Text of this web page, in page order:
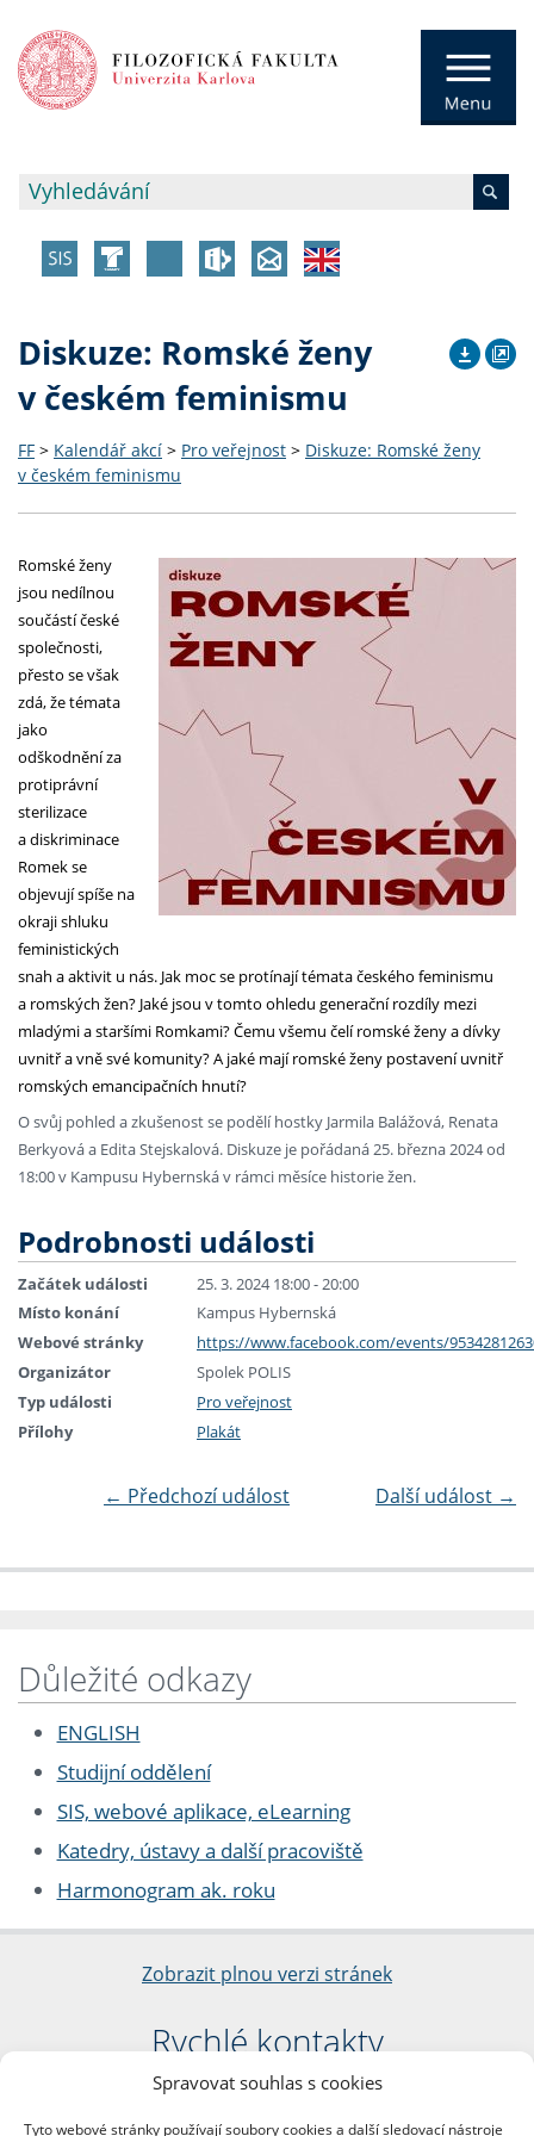
Spravovat souhlas s cookies
Tyto webové stránky používají soubory cookies a další sledovací nástroje
Diskuze: Romské ženy
v českém feminismu
FF > Kalendář akcí > Pro veřejnost > Diskuze: Romské ženy
v českém feminismu
Romské ženy
jsou nedílnou
součástí české
společnosti,
přesto se však
zdá, že témata
jako
odškodnění za
protiprávní
sterilizace
a diskriminace
Romek se
objevují spíše na
okraji shluku
feministických
snah a aktivit u nás. Jak moc se protínají témata českého feminismu
a romských žen? Jaké jsou v tomto ohledu generační rozdíly mezi
mladými a staršími Romkami? Čemu všemu čelí romské ženy a dívky
uvnitř a vně své komunity? A jaké mají romské ženy postavení uvnitř
romských emancipačních hnutí?
O svůj pohled a zkušenost se podělí hostky Jarmila Balážová, Renata
Berkyová a Edita Stejskalová. Diskuze je pořádaná 25. března 2024 od
18:00 v Kampusu Hybernská v rámci měsíce historie žen.
Podrobnosti události
Začátek události
25. 3. 2024 18:00 - 20:00
Místo konání
Kampus Hybernská
Webové stránky
https://www.facebook.com/events/
Organizátor
Spolek POLIS
Typ události
Pro veřejnost
Přílohy
Plakát
← Předchozí událost Další událost →
Důležité odkazy
ENGLISH
Studijní oddělení
SIS, webové aplikace, eLearning
Katedry, ústavy a další pracoviště
Harmonogram ak. roku
Zobrazit plnou verzi stránek
Rychlé kontakty
Filozofická fakulta